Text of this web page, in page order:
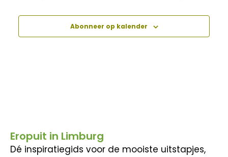
Abonneer op kalender
Eropuit in Limburg
Dé inspiratiegids voor de mooiste uitstapjes,